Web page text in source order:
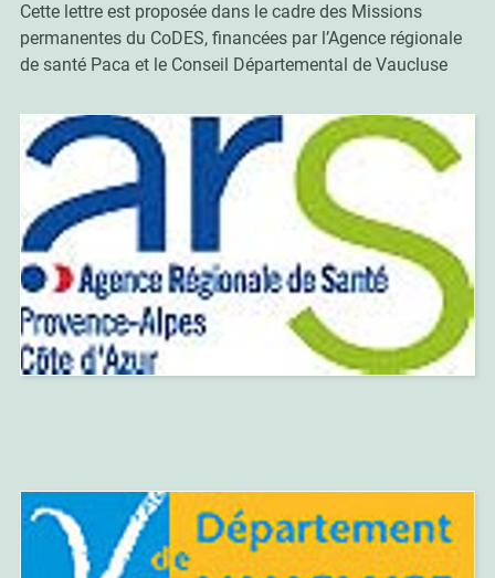
Cette lettre est proposée dans le cadre des Missions
permanentes du CoDES, financées par l’Agence régionale
de santé Paca et le Conseil Départemental de Vaucluse